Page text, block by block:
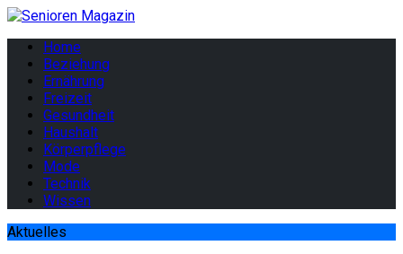
Home
Beziehung
Ernährung
Freizeit
Gesundheit
Haushalt
Körperpflege
Mode
Technik
Wissen
Aktuelles